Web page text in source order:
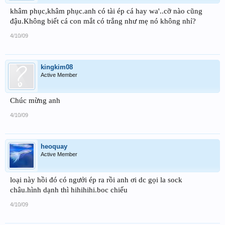
khâm phục,khâm phục.anh có tài ép cá hay wa'..cỡ nào cũng
đậu.Không biết cá con mắt có trắng như mẹ nó không nhỉ?
4/10/09
kingkim08
Active Member
Chúc mừng anh
4/10/09
heoquay
Active Member
loại này hồi đó có ngưởi ép ra rồi anh ơi dc gọi la sock
châu.hình dạnh thì hihihihi.boc chiếu
4/10/09